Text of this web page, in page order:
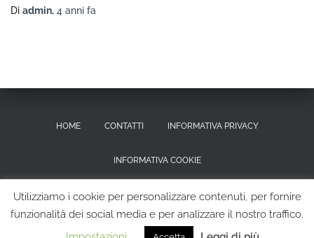
Di admin, 4 anni fa
HOME CONTATTI INFORMATIVA PRIVACY
INFORMATIVA COOKIE
RICHIESTA CANCELLAZIONE DEI DATI PERSONALI
Hestia | Sviluppato daThemeIsle
Utilizziamo i cookie per personalizzare contenuti, per fornire
funzionalità dei social media e per analizzare il nostro traffico.